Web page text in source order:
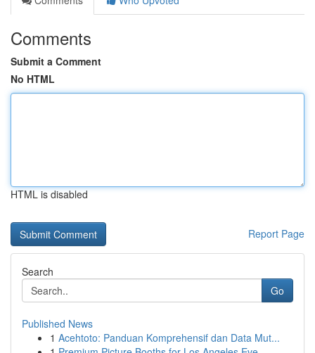
Comments
Submit a Comment
No HTML
HTML is disabled
Report Page
Search
Go
Published News
1 Acehtoto: Panduan Komprehensif dan Data Mut...